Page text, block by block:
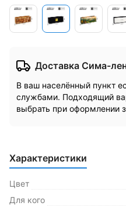
Доставка Сима-
В ваш населённый пункт
службами. Подходящий
выбрать при оформлении
Характеристики
Цвет
Для кого